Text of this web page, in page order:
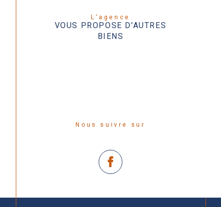
L'agence
VOUS PROPOSE D'AUTRES
BIENS
Nous suivre sur